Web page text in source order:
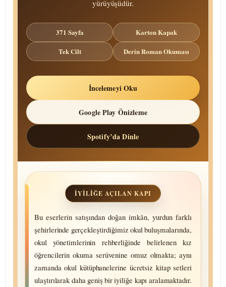
yürüyüşüdür.
371 Sayfa
Karton Kapak
Tek Cilt
Derin Roman Okuması
İncelemeyi Oku
Google Play Önizleme
Spotify’da Dinle
İYILIĞE AÇILAN KAPI
Bu eser­lerin satışın­dan doğan imkân, yurdun farklı
şehir­lerinde gerçek­leş­tirdiğimiz okul buluş­malarında,
okul yönetim­lerinin rehber­liğinde belir­lenen kız
öğren­cilerin okuma serü­venine omuz olmakta; aynı
zamanda okul kütüp­hanelerine ücretsiz kitap setleri
ulaş­tırılarak daha geniş bir iyiliğe kapı arala­maktadır.